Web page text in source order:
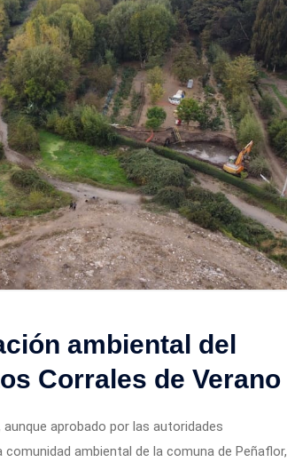
ambiental del
Corrales de Verano
aprobado por las autoridades
ambiental de la comuna de Peñaflor,